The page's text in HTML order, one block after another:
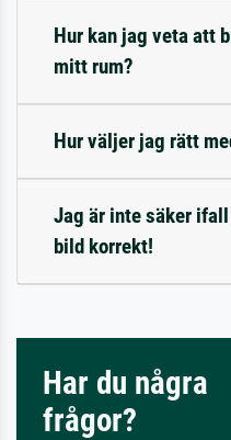
Hur kan jag veta att
mitt rum?
Hur väljer jag rätt
Jag är inte säker
bild korrekt!
Har du några
frågor?